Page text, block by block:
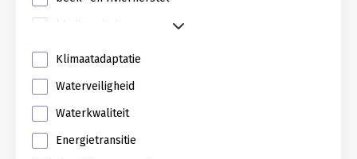
biodiversiteit
Klimaatadaptatie
Waterveiligheid
Waterkwaliteit
Energietransitie